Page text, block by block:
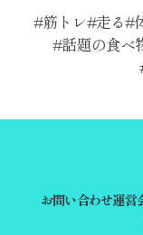
筋トレ 走る
話題の食べ
お問い合わせ運営